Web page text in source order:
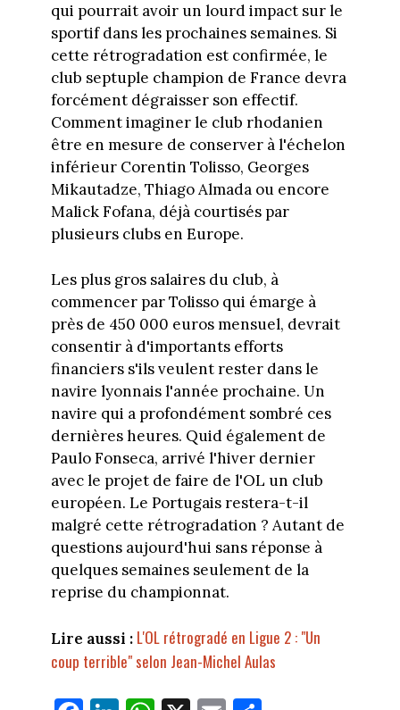
qui pourrait avoir un lourd impact sur le
sportif dans les prochaines semaines. Si
cette rétrogradation est confirmée, le
club septuple champion de France devra
forcément dégraisser son effectif.
Comment imaginer le club rhodanien
être en mesure de conserver à l'échelon
inférieur Corentin Tolisso, Georges
Mikautadze, Thiago Almada ou encore
Malick Fofana, déjà courtisés par
plusieurs clubs en Europe.
Les plus gros salaires du club, à
commencer par Tolisso qui émarge à
près de 450 000 euros mensuel, devrait
consentir à d'importants efforts
financiers s'ils veulent rester dans le
navire lyonnais l'année prochaine. Un
navire qui a profondément sombré ces
dernières heures. Quid également de
Paulo Fonseca, arrivé l'hiver dernier
avec le projet de faire de l'OL un club
européen. Le Portugais restera-t-il
malgré cette rétrogradation ? Autant de
questions aujourd'hui sans réponse à
quelques semaines seulement de la
reprise du championnat.
Lire aussi : L'OL rétrogradé en Ligue 2 : "Un
coup terrible" selon Jean-Michel Aulas